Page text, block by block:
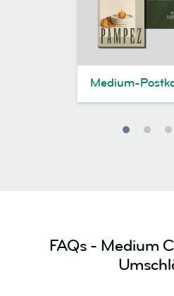
Medium-
FAQs - Medium